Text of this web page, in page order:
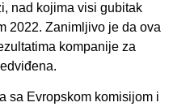
nad kojima visi gubitak
2022. Zanimljivo je da ova
kompanije za
sa Evropskom komisijom i